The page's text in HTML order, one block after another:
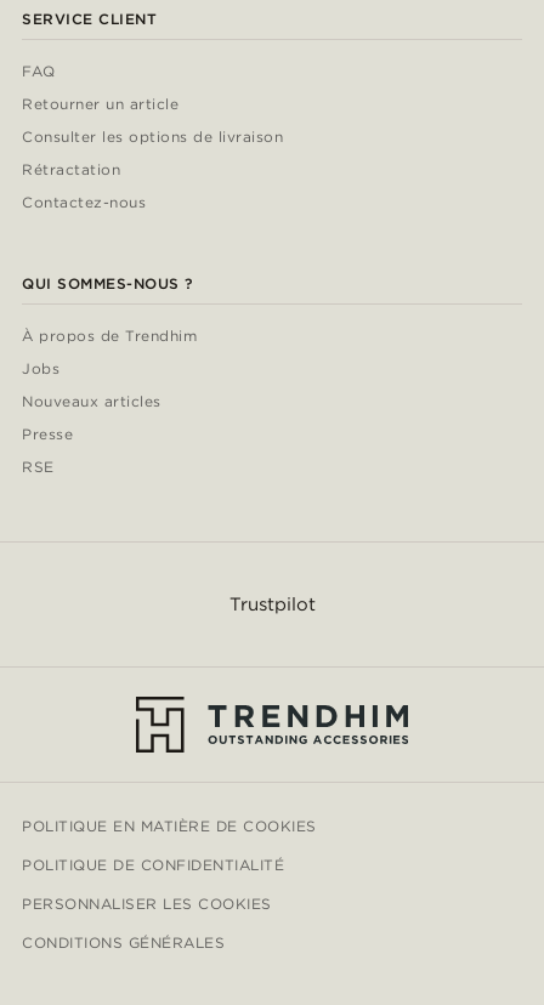
SERVICE CLIENT
FAQ
Retourner un article
Consulter les options de livraison
Rétractation
Contactez-nous
QUI SOMMES-NOUS ?
À propos de Trendhim
Jobs
Nouveaux articles
Presse
RSE
Trustpilot
POLITIQUE EN MATIÈRE DE COOKIES
POLITIQUE DE CONFIDENTIALITÉ
PERSONNALISER LES COOKIES
CONDITIONS GÉNÉRALES